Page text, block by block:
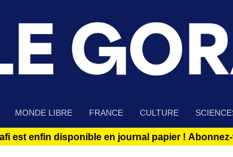
MONDE LIBRE FRANCE CULTURE
est enfin disponible en journal papier !